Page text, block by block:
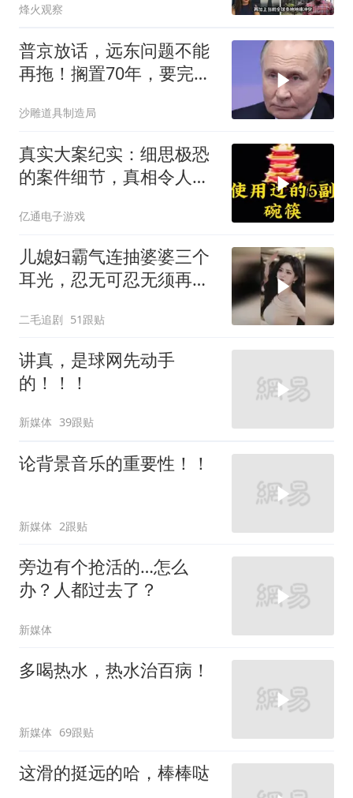
烽火观察
普京放话，远东问题不能
再拖！搁置70年，要完成
沙雕道具制造局
真实大案纪实：细思极恐
的案件细节，真相令人脊
亿通电子游戏
儿媳妇霸气连抽婆婆三个
耳光，忍无可忍无须再
二毛追剧 51跟贴
讲真，是球网先动手
的！！！
新媒体 39跟贴
论背景音乐的重要性！！
新媒体 2跟贴
旁边有个抢活的…怎么
办？人都过去了？
新媒体
多喝热水，热水治百病！
新媒体 69跟贴
这滑的挺远的哈，棒棒哒